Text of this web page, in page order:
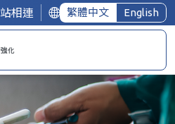
相連 繁體中文 English